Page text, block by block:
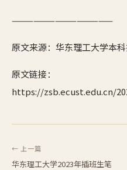
——————————————
原文来源：华东理工大学本
原文链接：
https://zsb.ecust.edu.cn/
← 上一篇
华东理工大学2023年插班生笔